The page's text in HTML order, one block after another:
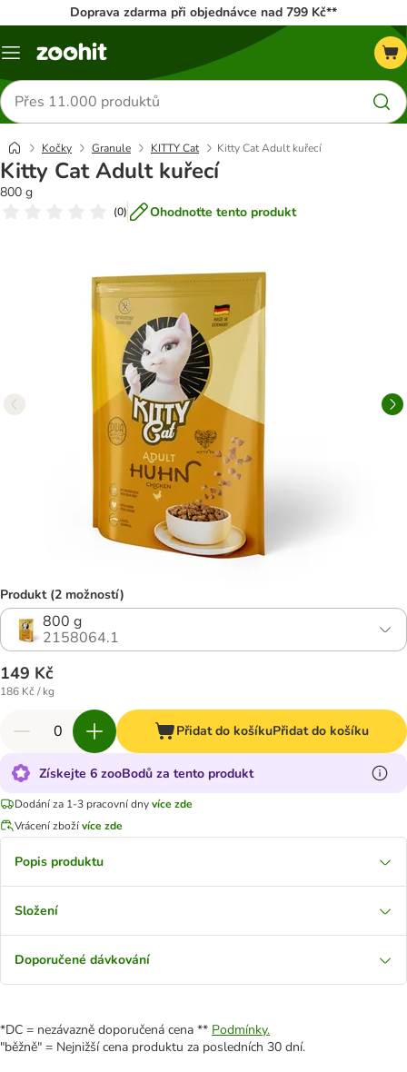
Doprava zdarma při objednávce nad 799 Kč**
Menu
Hledat
produkty
Kočky Granule KITTY Cat Kitty Cat Adult kuřecí
Kitty Cat Adult kuřecí
800 g
(0) Ohodnoťte tento produkt
Produkt (2 možností)
800 g
2158064.1
149 Kč
186 Kč / kg
Přidat do košíkuPřidat do košíku
Získejte 6 zooBodů za tento produkt
Dodání za 1-3 pracovní dnyvíce zde
Vrácení zbožívíce zde
Popis produktu
Složení
Doporučené dávkování
*DC = nezávazně doporučená cena ** Podmínky.
"běžně" = Nejnižší cena produktu za posledních 30 dní.